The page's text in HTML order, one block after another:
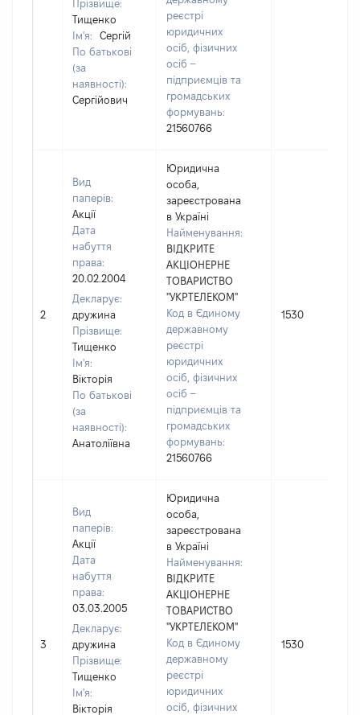
Прізвище:
Тищенко
Ім'я:
Сергій
По батькові
(за
наявності):
Сергійович
реєстрі
юридичних
осіб, фізичних
осіб –
підприємців та
громадських
формувань:
21560766
2
Вид
паперів:
Акції
Дата
набуття
права:
20.02.2004
Декларує:
дружина
Прізвище:
Тищенко
Ім'я:
Вікторія
По батькові
(за
наявності):
Анатоліївна
Юридична
особа,
зареєстрована
в Україні
Найменування:
ВІДКРИТЕ
АКЦІОНЕРНЕ
ТОВАРИСТВО
"УКРТЕЛЕКОМ"
Код в Єдиному
державному
реєстрі
юридичних
осіб, фізичних
осіб –
підприємців та
громадських
формувань:
21560766
1530
3
Вид
паперів:
Акції
Дата
набуття
права:
03.03.2005
Декларує:
дружина
Прізвище:
Тищенко
Ім'я:
Вікторія
Юридична
особа,
зареєстрована
в Україні
Найменування:
ВІДКРИТЕ
АКЦІОНЕРНЕ
ТОВАРИСТВО
"УКРТЕЛЕКОМ"
Код в Єдиному
державному
реєстрі
юридичних
осіб, фізичних
1530